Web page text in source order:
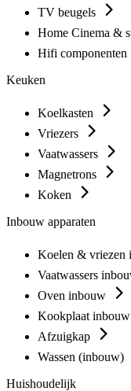
TV beugels
Home Cinema &
Hifi componenten
Keuken
Koelkasten
Vriezers
Vaatwassers
Magnetrons
Koken
Inbouw apparaten
Koelen & vriezen
Vaatwassers
Oven inbouw
Kookplaat inbouw
Afzuigkap
Wassen (inbouw)
Huishoudelijk